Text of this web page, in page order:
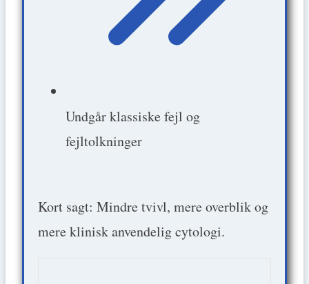
Undgår klassiske fejl og
fejltolkninger
Kort sagt: Mindre tvivl, mere overblik og
mere klinisk anvendelig cytologi.